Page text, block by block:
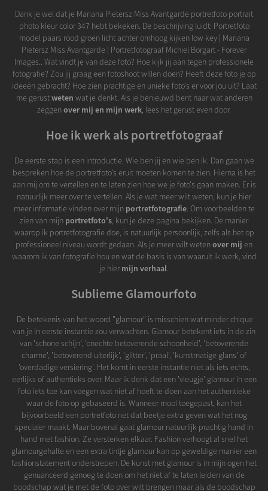
Dank je wel dat je Mariana Pietersz Miss Avantgarde portretfoto portrait
photo kleur color 347 hebt bekeken. De beschrijving luidt: Portretfoto
model paars rood groen licht achter omhoog kijken low key | Mariana
Pietersz Miss Avantgarde | Portretfotograaf Michiel Borgart - Forever
Images.. Wat vindt je van deze foto? Hoe kijk jij aan tegen professionele
fotografie? Zou jij graag een fotoshoot willen doen? Heeft deze foto je op
ideeën gebracht? Hoe zien prachtige en unieke foto's er voor jou uit? Laat
me gerustweten wat je denkt. Als je benieuwd bent naar wat anderen
zeggenover mij en mijn werk, lees het gerust even door.
Hoe ik werk als portretfotograaf
De eerste stap is een introductie. Wie ben jij en wie ben ik. Dan gaan we
bespreken hoe de portretfoto's eruit moeten komen te zien. Hierna is het
aan mij om te vertellen en te laten zien hoe we je foto's gaan maken. Er is
natuurlijk meer over te vertellen. Als je wat meer wilt weten, kun je hier
meer informatie vinden over mijn portretfotografie. Om voorbeelden te
zien van mijn portretfoto's, kun je deze pagina bekijken. De manier
waarop ik portretfotografie doe, is natuurlijk persoonlijk, zelfs als het op
professioneel niveau wordt gedaan. Als je meer wilt wetenover mij en
waarom ik van fotografie hou en wat de basis is van waaruit ik werk, vind
je hiermijn verhaal.
Sublieme Glamourfoto
De betekenis van het woord "glamour" is misschien wat minder chique
van je in eerste instantie zou verwachten. Glamour betekent iets in de zin
van 'schone schijn', 'onechte betoverende schoonheid', 'betoverende
charme', 'betoverend uiterlijk', 'glitter', 'praal', 'kunstmatige glans' of
'overdadige versiering'. Het komt in eerste instantie niet als iets echts,
eerlijks of authentieks over. Maar ik denk dat een 'vleugje' glamour in een
foto iets toe kan voegen wat niet af hoeft te doen aan het authentieke
waar de foto op gebaseerd is. Wanneer mooi toegepast, kan het
bijvoorbeeld een portretfoto net dat beetje extra geven wat het nog
specialer maakt. Maar bovenal gaat glamour natuurlijk prachtig hand in
hand met fashion. Ze versterken elkaar. Fashion verhoogt al snel het
glamourgehalte en een extra tintje glamour kan op geweldige manier een
fashionstatement onderstrepen. De kunst met glamour is in mijn ogen het
genuanceerd genoeg te doen om het niet af te laten leiden van de
boodschap wat je met de foto over wilt brengen maar als de boodschap